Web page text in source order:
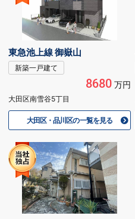
東急池上線 御嶽山
新築一戸建て
8680万円
大田区南雪谷5丁目
大田区・品川区の一覧を見る